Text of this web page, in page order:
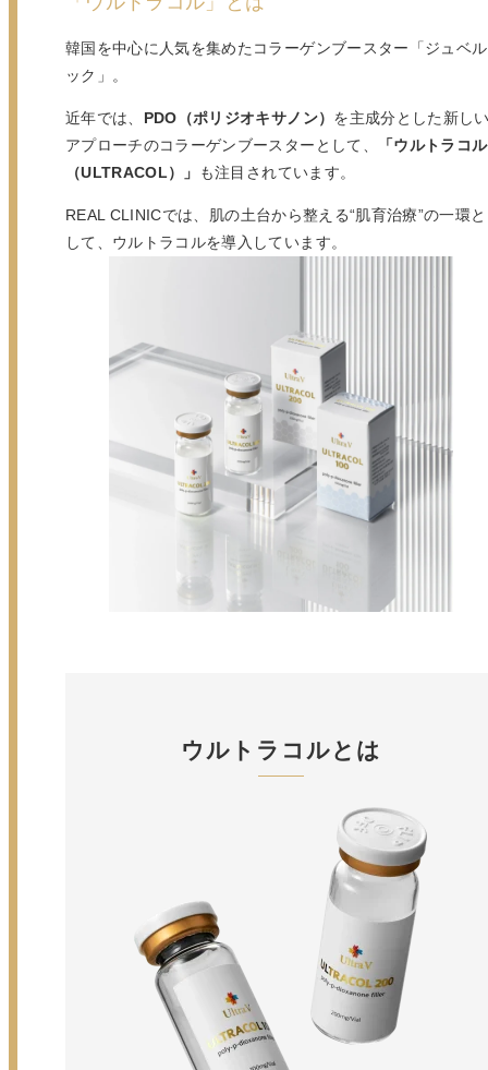
韓国を中心に人気を集めたコラーゲンブースター「ジュベル
ック」。
近年では、 PDO（ポリジオキサノン） を主成分とした新し
アプローチのコラーゲンブースターとして、
「ウルトラコル
（ULTRACOL）」
も注目されています。
REAL CLINICでは、肌の土台から整える“肌育治療”の一環と
して、ウルトラコルを導入しています。
ウルトラコルとは